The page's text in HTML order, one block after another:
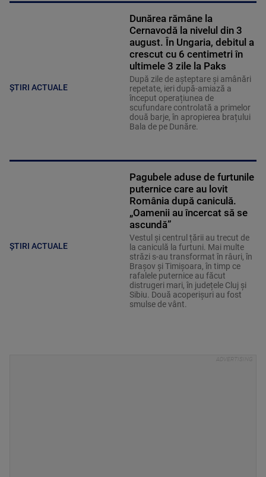
ȘTIRI ACTUALE
Dunărea rămâne la
Cernavodă la nivelul din 3
august. În Ungaria, debitul a
crescut cu 6 centimetri în
ultimele 3 zile la Paks
După zile de așteptare și amânări
repetate, ieri după-amiază a
început operațiunea de
scufundare controlată a primelor
două barje, în apropierea brațului
Bala de pe Dunăre.
ȘTIRI ACTUALE
Pagubele aduse de furtunile
puternice care au lovit
România după caniculă.
„Oamenii au încercat să se
ascundă”
Vestul și centrul țării au trecut de
la caniculă la furtuni. Mai multe
străzi s-au transformat în râuri, în
Brașov și Timișoara, în timp ce
rafalele puternice au făcut
distrugeri mari, în județele Cluj și
Sibiu. Două acoperișuri au fost
smulse de vânt.